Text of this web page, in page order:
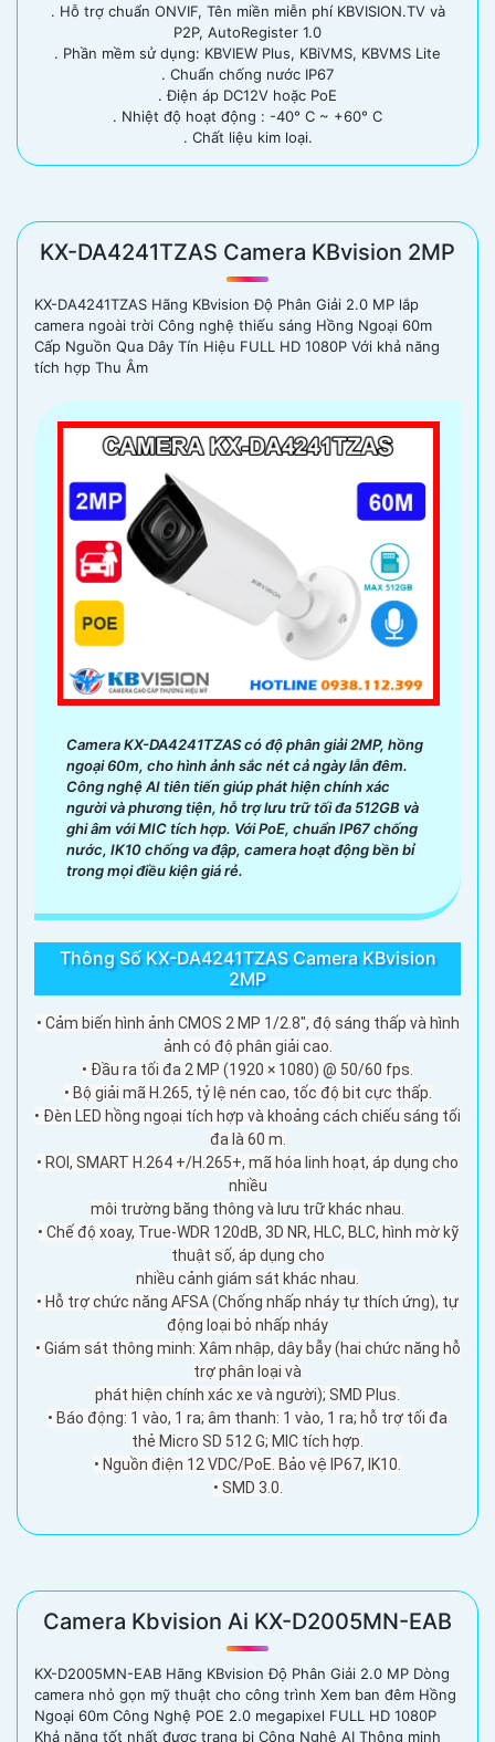
. Hỗ trợ chuẩn ONVIF, Tên miền miễn phí KBVISION.TV và
P2P, AutoRegister 1.0
. Phần mềm sử dụng: KBVIEW Plus, KBiVMS, KBVMS Lite
. Chuẩn chống nước IP67
. Điện áp DC12V hoặc PoE
. Nhiệt độ hoạt động : -40° C ~ +60° C
. Chất liệu kim loại.
KX-DA4241TZAS Camera KBvision 2MP
KX-DA4241TZAS Hãng KBvision Độ Phân Giải 2.0 MP lắp
camera ngoài trời Công nghệ thiếu sáng Hồng Ngoại 60m
Cấp Nguồn Qua Dây Tín Hiệu FULL HD 1080P Với khả năng
tích hợp Thu Âm
Camera KX-DA4241TZAS có độ phân giải 2MP, hồng
ngoại 60m, cho hình ảnh sắc nét cả ngày lẫn đêm.
Công nghệ AI tiên tiến giúp phát hiện chính xác
người và phương tiện, hỗ trợ lưu trữ tối đa 512GB và
ghi âm với MIC tích hợp. Với PoE, chuẩn IP67 chống
nước, IK10 chống va đập, camera hoạt động bền bỉ
trong mọi điều kiện giá rẻ.
Thông Số KX-DA4241TZAS Camera KBvision
2MP
• Cảm biến hình ảnh CMOS 2 MP 1/2.8″, độ sáng thấp và hình
ảnh có độ phân giải cao.
• Đầu ra tối đa 2 MP (1920 × 1080) @ 50/60 fps.
• Bộ giải mã H.265, tỷ lệ nén cao, tốc độ bit cực thấp.
• Đèn LED hồng ngoại tích hợp và khoảng cách chiếu sáng tối
đa là 60 m.
• ROI, SMART H.264 +/H.265+, mã hóa linh hoạt, áp dụng cho
nhiều
môi trường băng thông và lưu trữ khác nhau.
• Chế độ xoay, True-WDR 120dB, 3D NR, HLC, BLC, hình mờ kỹ
thuật số, áp dụng cho
nhiều cảnh giám sát khác nhau.
• Hỗ trợ chức năng AFSA (Chống nhấp nháy tự thích ứng), tự
động loại bỏ nhấp nháy
• Giám sát thông minh: Xâm nhập, dây bẫy (hai chức năng hỗ
trợ phân loại và
phát hiện chính xác xe và người); SMD Plus.
• Báo động: 1 vào, 1 ra; âm thanh: 1 vào, 1 ra; hỗ trợ tối đa
thẻ Micro SD 512 G; MIC tích hợp.
• ​​Nguồn điện 12 VDC/PoE. Bảo vệ IP67, IK10.
• SMD 3.0.
Camera Kbvision Ai KX-D2005MN-EAB
KX-D2005MN-EAB Hãng KBvision Độ Phân Giải 2.0 MP Dòng
camera nhỏ gọn mỹ thuật cho công trình Xem ban đêm Hồng
Ngoại 60m Công Nghệ POE 2.0 megapixel FULL HD 1080P
Khả năng tốt nhất được trang bị Công Nghệ AI Thông minh